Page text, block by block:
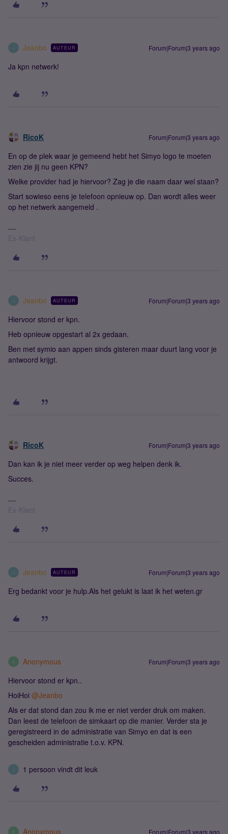
J Jeanbo AUTEUR Forum|Forum|3 years ago
Ja kpn netwerk!
RicoK Forum|Forum|3 years ago
En op de plek waar je gemeend hebt het Simyo logo te moeten
zien zie jij nu geen KPN?
Welke provider had je hiervoor? Zag je die naam daar wel staan?
Start sowieso eens je telefoon opnieuw op. Dan wordt alles weer
op het netwerk aangemeld .
Ex-Klant
J Jeanbo AUTEUR Forum|Forum|3 years ago
Hiervoor stond er kpn.
Heb opnieuw opgestart al 2x gedaan.
Ben met symio aan appen sinds gisteren maar duurt lang voor je
antwoord krijgt.
RicoK Forum|Forum|3 years ago
Dan kan ik je niet meer verder op weg helpen denk ik.
Succes.
Ex-Klant
J Jeanbo AUTEUR Forum|Forum|3 years ago
Erg bedankt voor je hulp.Als het gelukt is laat ik het weten.gr
A Anonymous Forum|Forum|3 years ago
Hiervoor stond er kpn..
HoiHoi @Jeanbo
Als er dat stond dan zou ik me er niet verder druk om maken.
Dan leest de telefoon de simkaart op die manier. Verder sta je
geregistreerd in de administratie van Simyo en dat is een
gescheiden administratie t.o.v. KPN.
J 1 persoon vindt dit leuk
A Anonymous Forum|Forum|3 years ago